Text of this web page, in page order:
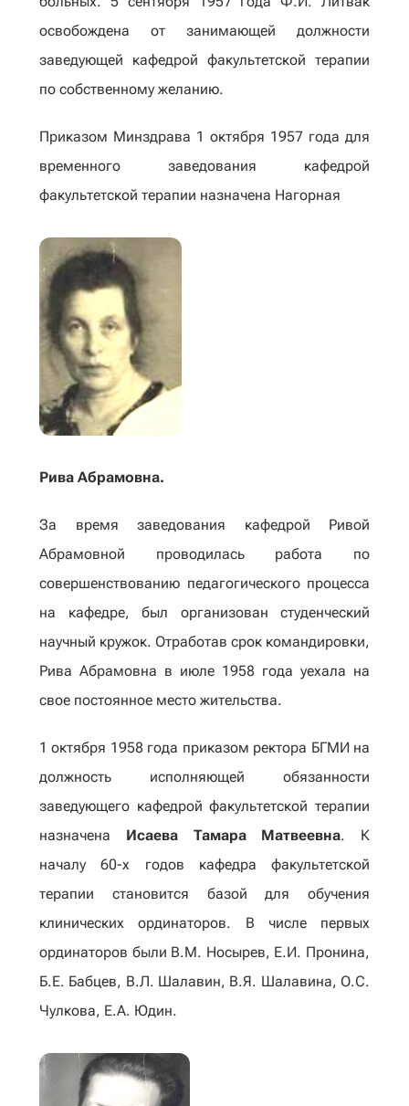
освобождена от занимающей должности
заведующей кафедрой факультетской терапии
по собственному желанию.
Приказом Минздрава 1 октября 1957 года для
временного заведования кафедрой
факультетской терапии назначена Нагорная
Рива Абрамовна.
За время заведования кафедрой Ривой
Абрамовной проводилась работа по
совершенствованию педагогического процесса
на кафедре, был организован студенческий
научный кружок. Отработав срок командировки,
Рива Абрамовна в июле 1958 года уехала на
свое постоянное место жительства.
1 октября 1958 года приказом ректора БГМИ на
должность исполняющей обязанности
заведующего кафедрой факультетской терапии
назначена Исаева Тамара Матвеевна. К
началу 60-х годов кафедра факультетской
терапии становится базой для обучения
клинических ординаторов. В числе первых
ординаторов были В.М. Носырев, Е.И. Пронина,
Б.Е. Бабцев, В.Л. Шалавин, В.Я. Шалавина, О.С.
Чулкова, Е.А. Юдин.